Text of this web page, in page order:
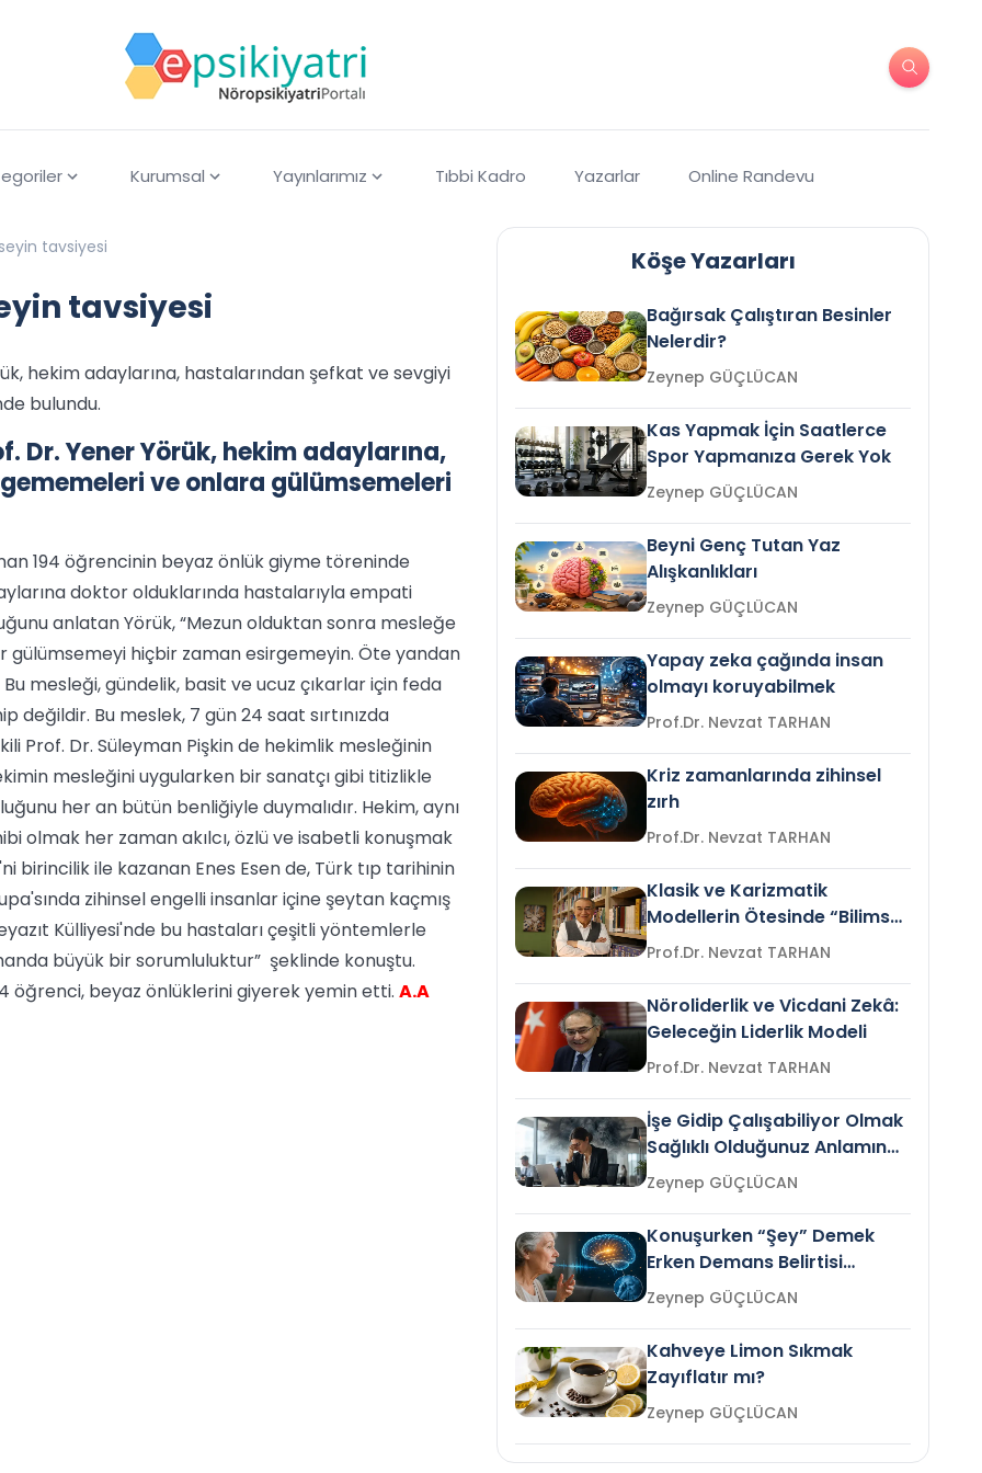
Kurumsal Yayınlarımız Tıbbi Kadro Yazarlar Online Randevu
tavsiyesi
tavsiyesi
hekim adaylarına, hastalarından şefkat ve sevgiyi
bulundu.
Dr. Yener Yörük, hekim adaylarına,
ve onlara gülümsemeleri
194 öğrencinin beyaz önlük giyme töreninde
doktor olduklarında hastalarıyla empati
anlatan Yörük, “Mezun olduktan sonra mesleğe
gülümsemeyi hiçbir zaman esirgemeyin. Öte yandan
mesleği, gündelik, basit ve ucuz çıkarlar için feda
Bu meslek, 7 gün 24 saat sırtınızda
Prof. Dr. Süleyman Pişkin de hekimlik mesleğinin
mesleğini uygularken bir sanatçı gibi titizlikle
her an bütün benliğiyle duymalıdır. Hekim, aynı
olmak her zaman akılcı, özlü ve isabetli konuşmak
birincilik ile kazanan Enes Esen de, Türk tıp tarihinin
zihinsel engelli insanlar içine şeytan kaçmış
Külliyesi'nde bu hastaları çeşitli yöntemlerle
büyük bir sorumluluktur” şeklinde konuştu.
öğrenci, beyaz önlüklerini giyerek yemin etti. A.A
Köşe Yazarları
Bağırsak Çalıştıran Besinler
Nelerdir?
Zeynep GÜÇLÜCAN
Kas Yapmak İçin Saatlerce
Spor Yapmanıza Gerek Yok
Zeynep GÜÇLÜCAN
Beyni Genç Tutan Yaz
Alışkanlıkları
Zeynep GÜÇLÜCAN
Yapay zeka çağında insan
olmayı koruyabilmek
Prof.Dr. Nevzat TARHAN
Kriz zamanlarında zihinsel
zırh
Prof.Dr. Nevzat TARHAN
Klasik ve Karizmatik
Modellerin Ötesinde “Bilimsel
Liderlik”
Prof.Dr. Nevzat TARHAN
Nöroliderlik ve Vicdani Zekâ:
Geleceğin Liderlik Modeli
Prof.Dr. Nevzat TARHAN
İşe Gidip Çalışabiliyor Olmak
Sağlıklı Olduğunuz Anlamına
Gelir mi?Zeynep GÜÇLÜCAN
Konuşurken “Şey” Demek
Erken Demans Belirtisi
Olabilir mi?Zeynep GÜÇLÜCAN
Kahveye Limon Sıkmak
Zayıflatır mı?
Zeynep GÜÇLÜCAN